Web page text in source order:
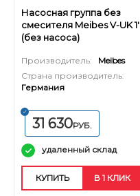
Насосная группа без
смесителя Meibes V-UK 1'
(без насоса)
Производитель:
Meibes
Страна производитель:
Германия
31 630РУБ.
удаленный склад
КУПИТЬ В 1 КЛИК